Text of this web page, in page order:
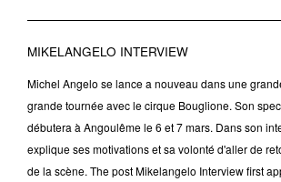
MIKELANGELO INTERVIEW
Michel Angelo se lance a nouveau dans une
grande tournée avec le cirque Bouglione. Son
débutera à Angoulême le 6 et 7 mars. Dans son
explique ses motivations et sa volonté d'aller de
de la scène. The post Mikelangelo Interview first